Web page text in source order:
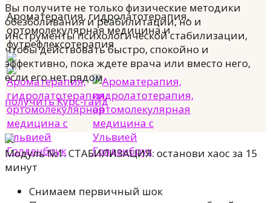
Ароматерапия, гидролатотерапия,
ортомолекулярная медицина и
футрефлексотерапия
Вы получите не только физические методики
обезболивания и реабилитации, но и
инструменты психологической стабилизации,
чтобы действовать быстро, спокойно и
эффективно, пока ждете врача или вместо него,
если его нет рядом.
получить Курс-гайд
Модуль №1. СТАБИЛИЗАЦИЯ: останови хаос за 15
минут
Снимаем первичный шок